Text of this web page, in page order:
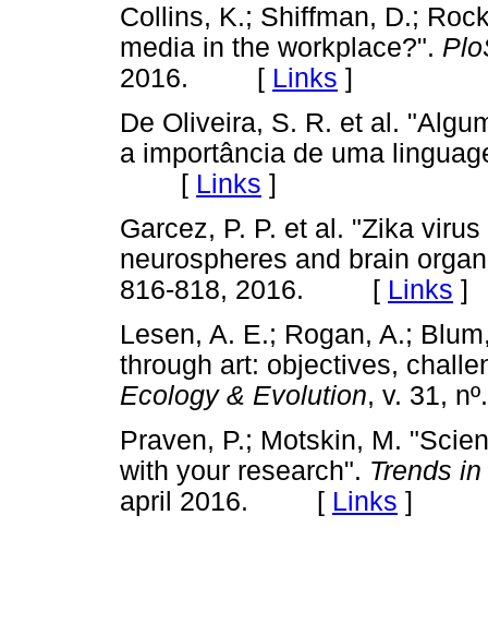
Collins, K.; Shiffman, D.;
media in the workplace?".
2016. [ Links ]
De Oliveira, S. R. et al.
a importância de uma
[ Links ]
Garcez, P. P. et al. "Zika
neurospheres and brain
816-818, 2016. [ Links ]
Lesen, A. E.; Rogan, A.;
through art: objectives,
Ecology & Evolution, v. 31,
Praven, P.; Motskin, M.
with your research". Trends
april 2016. [ Links ]